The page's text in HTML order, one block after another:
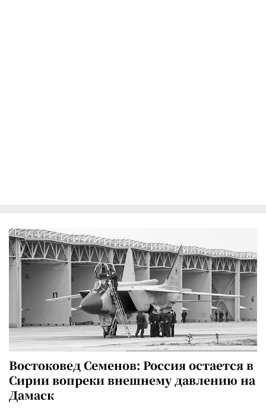
Востоковед Семенов: Россия остается в
Сирии вопреки внешнему давлению на
Дамаск